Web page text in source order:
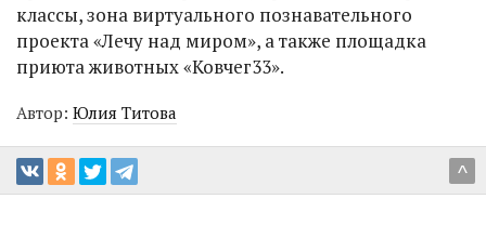
классы, зона виртуального познавательного
проекта «Лечу над миром», а также площадка
приюта животных «Ковчег33».
Автор: Юлия Титова
^